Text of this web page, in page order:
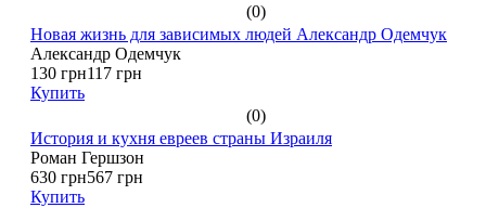
(0)
Новая жизнь для зависимых людей Александр Одемчук
Александр Одемчук
130 грн117 грн
Купить
(0)
История и кухня евреев страны Израиля
Роман Гершзон
630 грн567 грн
Купить